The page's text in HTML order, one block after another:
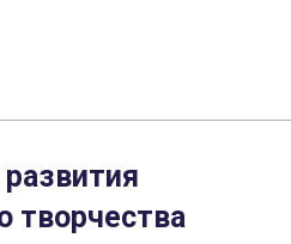
творчества